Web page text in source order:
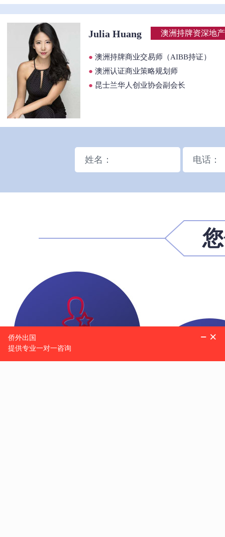
Julia Huang 澳洲持牌资深地
● 澳洲持牌商业交易师（AIBB持证）
● 澳洲认证商业策略规划师
● 昆士兰华人创业协会副会长
姓名： 电话：
身份+投资+财税+房产+留学，